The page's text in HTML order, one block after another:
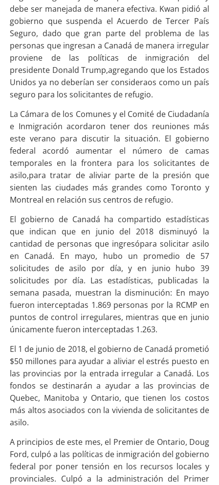
debe ser manejada de manera efectiva. Kwan pidió al
gobierno que suspenda el Acuerdo de Tercer País
Seguro, dado que gran parte del problema de las
personas que ingresan a Canadá de manera irregular
proviene de las políticas de inmigración del
presidente Donald Trump,agregando que los Estados
Unidos ya no deberían ser consideraos como un país
seguro para los solicitantes de refugio.
La Cámara de los Comunes y el Comité de Ciudadanía
e Inmigración acordaron tener dos reuniones más
este verano para discutir la situación. El gobierno
federal acordó aumentar el número de camas
temporales en la frontera para los solicitantes de
asilo,para tratar de aliviar parte de la presión que
sienten las ciudades más grandes como Toronto y
Montreal en relación sus centros de refugio.
El gobierno de Canadá ha compartido estadísticas
que indican que en junio del 2018 disminuyó la
cantidad de personas que ingresópara solicitar asilo
en Canadá. En mayo, hubo un promedio de 57
solicitudes de asilo por día, y en junio hubo 39
solicitudes por día. Las estadísticas, publicadas la
semana pasada, muestran la disminución: En mayo
fueron interceptadas 1.869 personas por la RCMP en
puntos de control irregulares, mientras que en junio
únicamente fueron interceptadas 1.263.
El 1 de junio de 2018, el gobierno de Canadá prometió
$50 millones para ayudar a aliviar el estrés puesto en
las provincias por la entrada irregular a Canadá. Los
fondos se destinarán a ayudar a las provincias de
Quebec, Manitoba y Ontario, que tienen los costos
más altos asociados con la vivienda de solicitantes de
asilo.
A principios de este mes, el Premier de Ontario, Doug
Ford, culpó a las políticas de inmigración del gobierno
federal por poner tensión en los recursos locales y
provinciales. Culpó a la administración del Primer